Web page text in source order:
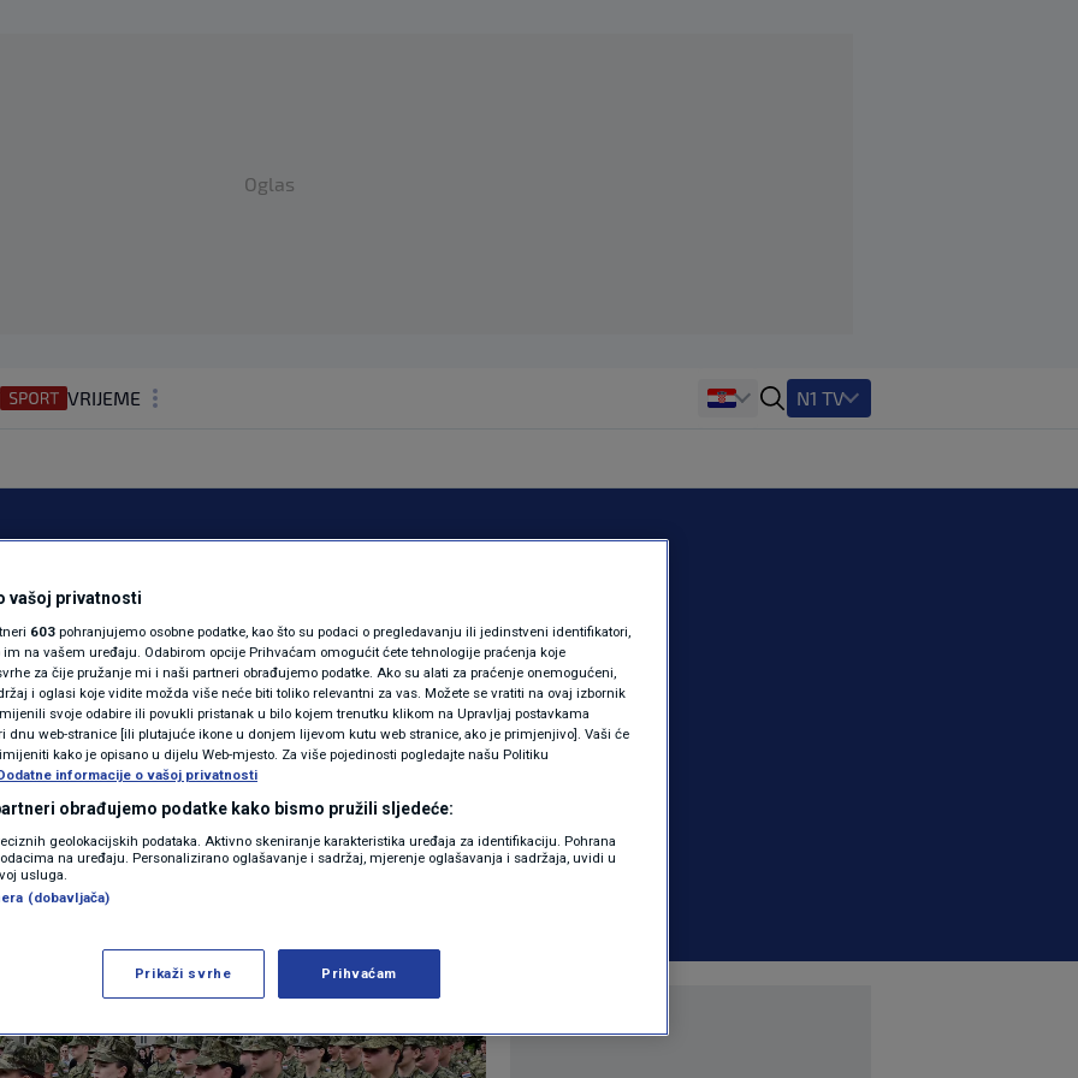
Oglas
VRIJEME
REGIJA
MAGAZIN
KOLUMNE
N1(DIS)INFO
KLIMATSKE PROMJENE
FOTO
VIDEO
N1 TV
uvođenju vojne
predvodi trend
0 komentara
Više
vašoj privatnosti
603 pohranjujemo osobne podatke, kao što su podaci o pregledavanju ili jedinstveni identifikatori,
na vašem uređaju. Odabirom opcije Prihvaćam omogućit ćete tehnologije praćenja koje
za čije pružanje mi i naši partneri obrađujemo podatke. Ako su alati za praćenje onemogućeni,
i oglasi koje vidite možda više neće biti toliko relevantni za vas. Možete se vratiti na ovaj izbornik
svoje odabire ili povukli pristanak u bilo kojem trenutku klikom na Upravljaj postavkama
dnu web-stranice [ili plutajuće ikone u donjem lijevom kutu web stranice, ako je primjenjivo]. Vaši će
kako je opisano u dijelu Web-mjesto. Za više pojedinosti pogledajte našu Politiku
informacije o vašoj privatnosti
obrađujemo podatke kako bismo pružili sljedeće:
geolokacijskih podataka. Aktivno skeniranje karakteristika uređaja za identifikaciju. Pohrana
na uređaju. Personalizirano oglašavanje i sadržaj, mjerenje oglašavanja i sadržaja, uvidi u
usluga.
(dobavljača)
Prikaži svrhe Prihvaćam